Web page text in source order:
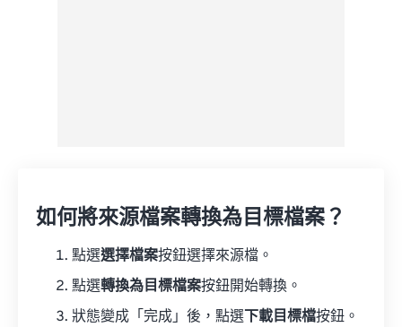
如何將來源檔案轉換為目標檔案？
點選選擇檔案按鈕選擇來源檔。
點選轉換為目標檔案按鈕開始轉換。
狀態變成「完成」後，點選 下載目標檔按鈕。